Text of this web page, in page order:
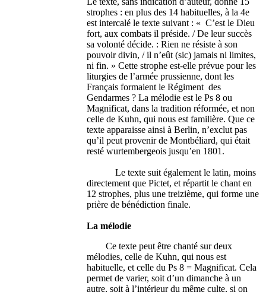
strophes : en plus des 14 habituelles, à la 4e
est intercalé le texte suivant : « C’est le Dieu
fort, aux combats il préside. / De leur succès
sa volonté décide. : Rien ne résiste à son
pouvoir divin, / il n’eût (sic) jamais ni limites,
ni fin. » Cette strophe est-elle prévue pour les
liturgies de l’armée prussienne, dont les
Français formaient le Régiment des
Gendarmes ? La mélodie est le Ps 8 ou
Magnificat, dans la tradition réformée, et non
celle de Kuhn, qui nous est familière. Que ce
texte apparaisse ainsi à Berlin, n’exclut pas
qu’il peut provenir de Montbéliard, qui était
resté wurtembergeois jusqu’en 1801.
Le texte suit également le latin, moins
directement que Pictet, et répartit le chant en
12 strophes, plus une treizième, qui forme une
prière de bénédiction finale.
La mélodie
Ce texte peut être chanté sur deux
mélodies, celle de Kuhn, qui nous est
habituelle, et celle du Ps 8 = Magnificat. Cela
permet de varier, soit d’un dimanche à un
autre, soit à l’intérieur du même culte, si on